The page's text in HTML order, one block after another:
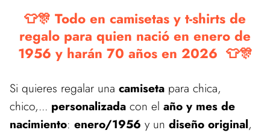
👕🎊 Todo en camisetas y t-shirts de
regalo para quien nació en enero de
1956 y harán 70 años en 2026 👕🎊
Si quieres regalar una camiseta para chica,
chico,... personalizada con el año y mes de
nacimiento: enero/1956 y un diseño original,